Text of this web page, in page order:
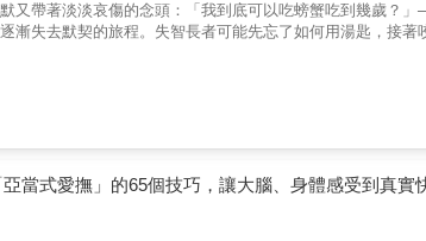
著淡淡哀傷的念頭：「我到底可以吃螃蟹吃到幾歲？」──蘇天財
漸失去默契的旅程。失智長者可能先忘了如何用湯匙，接
色，不只是攝取營養，更是幸福、美好的重要經驗。而口腔
後就要注意咳嗽、嗆食，本書集結各領域專家，打造跨科
你是擔心吞嚥退化的壯年人，還是關心家人吞嚥能力的照
？用手吃東西可以延緩吞嚥退化嗎？ ●錦囊資源篇──刷牙攻
營養與美味。
當式愛撫」的65個技巧，讓大腦、身體感受到真實